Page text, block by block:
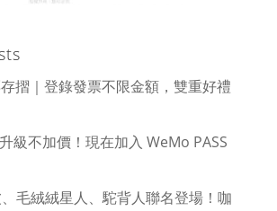
摺｜登錄發票不限金額，雙重好禮
級不加價！現在加入 WeMo PASS
毛絨絨星人、駝背人聯名登場！咖